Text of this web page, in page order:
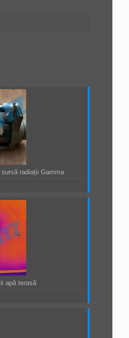
radiații Gamma
apă terasă